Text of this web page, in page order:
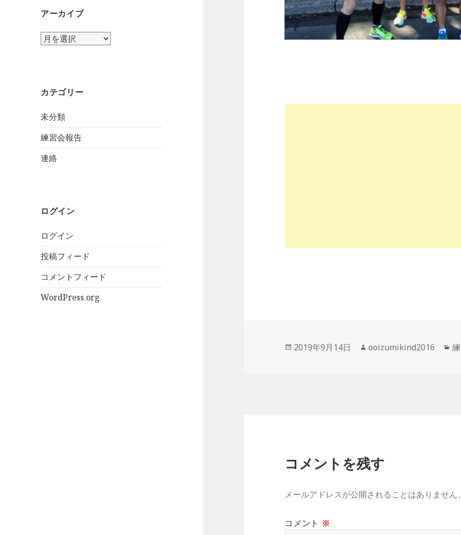
アーカイブ
ア
ブ
カテゴリー
未分類
練習会報告
連絡
ログイン
ログイン
投稿フィード
コメントフィード
WordPress.org
投
2019年9月14日
作
ooizumikind2016
カ
コメントを残す
メールアドレスが公開されることはありません
コメント ※